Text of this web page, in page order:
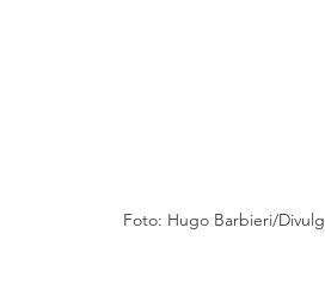
Foto: Hugo Barbieri/